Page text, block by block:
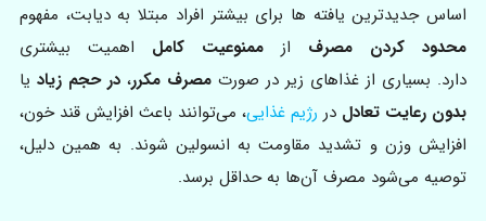
اساس جدیدترین یافته ها برای بیشتر افراد مبتلا به دیابت، مفهوم
محدود کردن مصرف از ممنوعیت کامل اهمیت بیشتری
دارد. بسیاری از غذاهای زیر در صورتمصرف مکرر،در حجم زیاد یا
بدون رعایت تعادل در رژیم غذایی، می‌توانند باعث افزایش قند خون،
افزایش وزن و تشدید مقاومت به انسولین شوند. به همین دلیل،
توصیه می‌شود مصرف آن‌ها به حداقل برسد.